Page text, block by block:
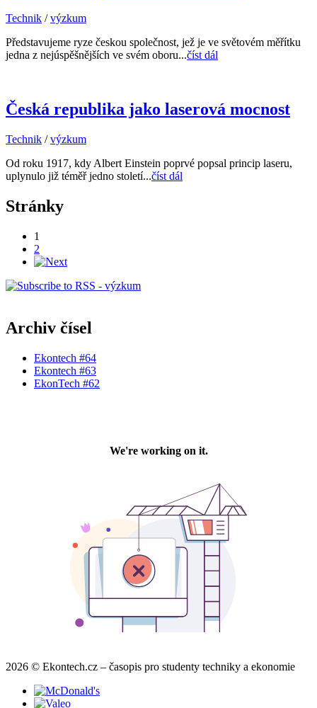
Technik /výzkum
Představujeme ryze českou společnost, jež je ve světovém měřítku
jedna z nejúspěšnějších ve svém oboru...číst dál
Česká republika jako laserová mocnost
Technik /výzkum
Od roku 1917, kdy Albert Einstein poprvé popsal princip laseru,
uplynulo již téměř jedno století...číst dál
Stránky
1
2
Archiv čísel
Ekontech #64
Ekontech #63
EkonTech #62
2026 © Ekontech.cz – časopis pro studenty techniky a ekonomie